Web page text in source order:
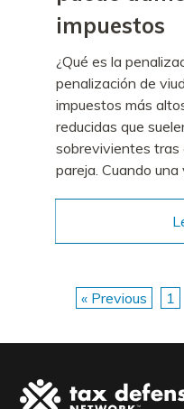
impuestos
¿Qué es la
penalización de
impuestos más
reducidas que
sobrevivientes tras
pareja. Cuando una
o
s
« Previous 1